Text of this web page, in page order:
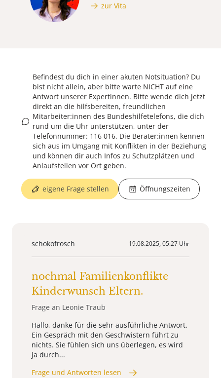
zur Vita
Befindest du dich in einer akuten Notsituation? Du
bist nicht allein, aber bitte warte NICHT auf eine
Antwort unserer Expertinnen. Bitte wende dich jetzt
direkt an die hilfsbereiten, freundlichen
Mitarbeiter:innen des Bundeshilfetelefons, die dich
rund um die Uhr unterstützen, unter der
Telefonnummer: 116 016. Die Berater:innen kennen
sich aus im Umgang mit Konflikten in der Beziehung
und können dir auch Infos zu Schutzplätzen und
Anlaufstellen vor Ort geben.
eigene Frage stellen Öffnungszeiten
schokofrosch 19.08.2025, 05:27 Uhr
nochmal Familienkonflikte
Kinderwunsch Eltern.
Frage an Leonie Traub
Hallo, danke für die sehr ausführliche Antwort.
Ein Gespräch mit den Geschwistern führt zu
nichts. Sie fühlen sich uns überlegen, es wird
ja durch...
Frage und Antworten lesen